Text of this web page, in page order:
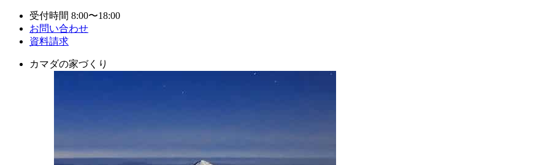
受付時間 8:00〜18:00
お問い合わせ
資料請求
カマダの家づくり